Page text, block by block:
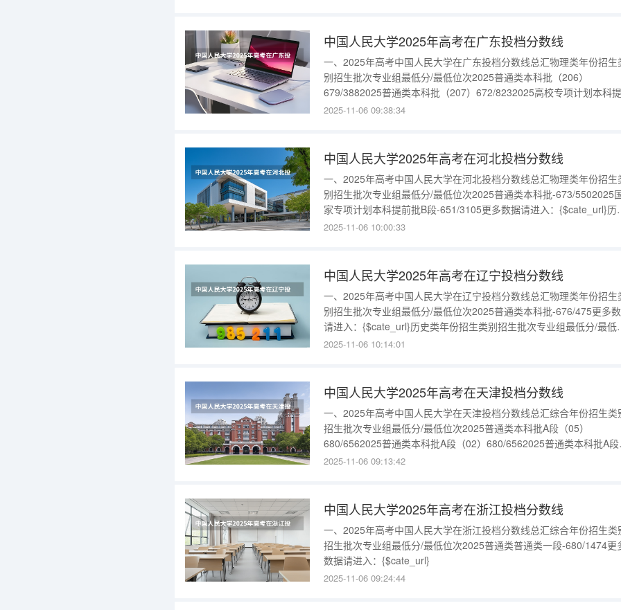
中国人民大学2025年高考在广东投档分数线
一、2025年高考中国人民大学在广东投档分数线总汇物理类年份招生
别招生批次专业组最低分/最低位次2025普通类本科批（206）
679/3882025普通类本科批（207）672/8232025高校专项计划本科
批（704）634/8209更多数据请进入：{$cate_url}历史类年份招生类
2025-11-06 09:38:34
中国人民大学2025年高考在河北投档分数线
一、2025年高考中国人民大学在河北投档分数线总汇物理类年份招生
别招生批次专业组最低分/最低位次2025普通类本科批-673/5502025
家专项计划本科提前批B段-651/3105更多数据请进入：{$cate_url}历
类年份招生类别招生批次专业组最低分/最低位次2025普通类本科
2025-11-06 10:00:33
中国人民大学2025年高考在辽宁投档分数线
一、2025年高考中国人民大学在辽宁投档分数线总汇物理类年份招生
别招生批次专业组最低分/最低位次2025普通类本科批-676/475更多
请进入：{$cate_url}历史类年份招生类别招生批次专业组最低分/最低
次2025普通类本科批-651/982025普通类本科提前批-639/291更多数
2025-11-06 10:14:01
中国人民大学2025年高考在天津投档分数线
一、2025年高考中国人民大学在天津投档分数线总汇综合年份招生类
招生批次专业组最低分/最低位次2025普通类本科批A段（05）
680/6562025普通类本科批A段（02）680/6562025普通类本科批A段
（01）680/656更多数据请进入：{$cate_url}
2025-11-06 09:13:42
中国人民大学2025年高考在浙江投档分数线
一、2025年高考中国人民大学在浙江投档分数线总汇综合年份招生类
招生批次专业组最低分/最低位次2025普通类普通类一段-680/1474更
数据请进入：{$cate_url}
2025-11-06 09:24:44